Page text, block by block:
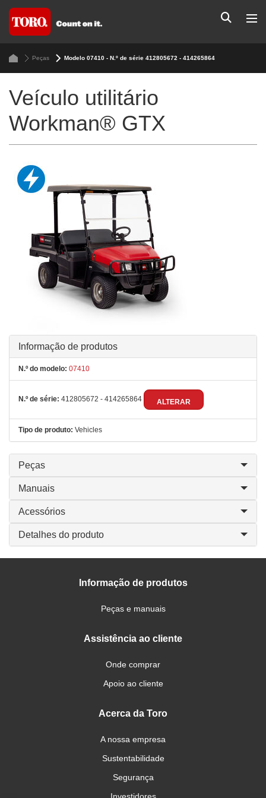
Peças Modelo 07410 - N.º de série 412805672 - 414265864
Veículo utilitário
Workman® GTX
Informação de produtos
N.º do modelo: 07410
N.º de série: 412805672 - 414265864 ALTERAR
Tipo de produto: Vehicles
Peças
Manuais
Acessórios
Detalhes do produto
Informação de produtos
Peças e manuais
Assistência ao cliente
Onde comprar
Apoio ao cliente
Acerca da Toro
A nossa empresa
Sustentabilidade
Segurança